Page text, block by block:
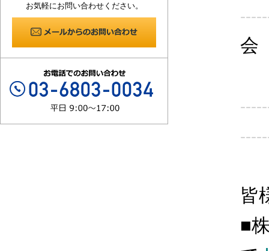
皆
■
お気軽にお問い合わせください。